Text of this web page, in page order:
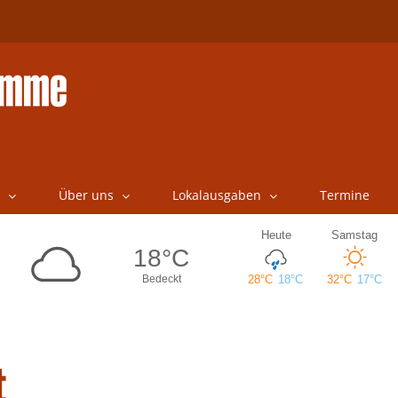
Über uns Lokalausgaben Termine